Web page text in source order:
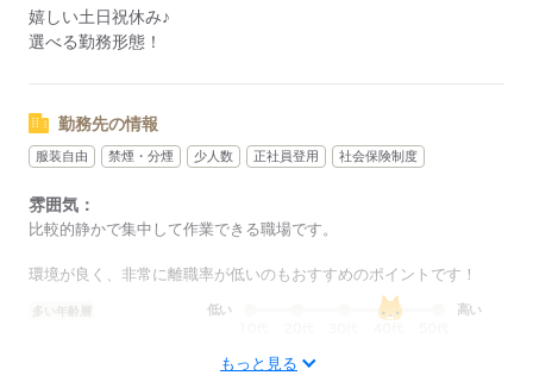
嬉しい土日祝休み♪
選べる勤務形態！
勤務先の情報
服装自由 禁煙・分煙 少人数 正社員登用 社会保険制度
雰囲気：
比較的静かで集中して作業できる職場です。
環境が良く、非常に離職率が低いのもおすすめのポイントです！
低い 高い
男性
もっと見る